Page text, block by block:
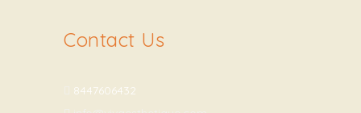
Contact Us
8447606432